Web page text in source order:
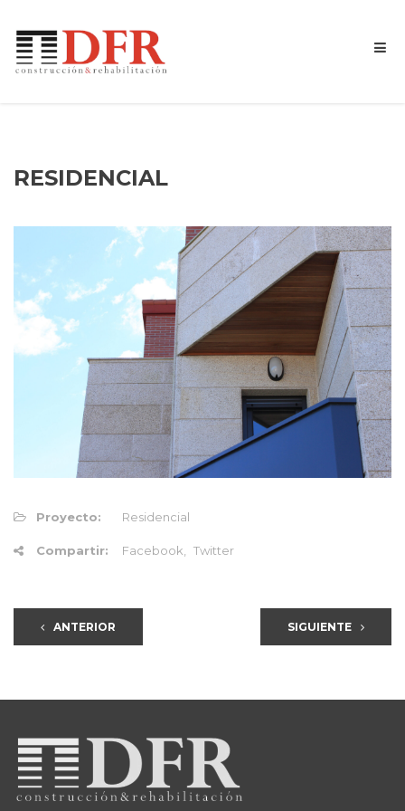
RESIDENCIAL
Proyecto: Residencial
Compartir: Facebook Twitter
ANTERIOR SIGUIENTE